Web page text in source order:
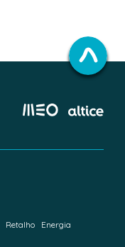
Retalho Energia